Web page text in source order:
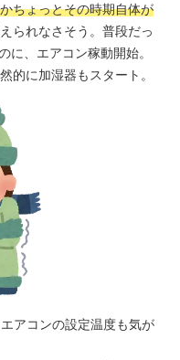
ちょっとその時期自体が
られなさそう。普段だっ
に、エアコン稼動開始。
的に加湿器もスタート。
アコンの設定温度も気が